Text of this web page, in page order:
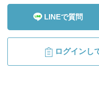
LINEで質問
ログインし